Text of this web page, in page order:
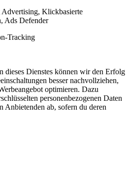
Klickbasierte
Ads Defender
Tracking
dieses Dienstes können wir den Erfolg
besser nachvollziehen,
optimieren. Dazu
personenbezogenen Daten
Anbietenden ab, sofern du deren